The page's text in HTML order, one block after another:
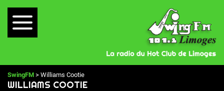
SwingFM > Williams Cootie
WILLIAMS COOTIE